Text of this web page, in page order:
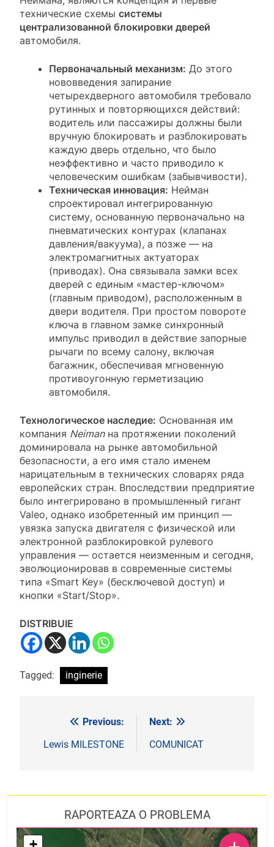
технические схемы системы
централизованной блокировки дверей
автомобиля.
Первоначальный механизм: До этого
нововведения запирание
четырехдверного автомобиля требовало
рутинных и повторяющихся действий:
водитель или пассажиры должны были
вручную блокировать и разблокировать
каждую дверь отдельно, что было
неэффективно и часто приводило к
человеческим ошибкам (забывчивости).
Техническая инновация: Нейман
спроектировал интегрированную
систему, основанную первоначально на
пневматических контурах (клапанах
давления/вакуума), а позже — на
электромагнитных актуаторах
(приводах). Она связывала замки всех
дверей с единым «мастер-ключом»
(главным приводом), расположенным в
двери водителя. При простом повороте
ключа в главном замке синхронный
импульс приводил в действие запорные
рычаги по всему салону, включая
багажник, обеспечивая мгновенную
противоугонную герметизацию
автомобиля.
Технологическое наследие: Основанная им
компания Neimanна протяжении поколений
доминировала на рынке автомобильной
безопасности, а его имя стало именем
нарицательным в технических словарях ряда
европейских стран. Впоследствии предприятие
было интегрировано в промышленный гигант
Valeo, однако изобретенный им принцип —
увязка запуска двигателя с физической или
электронной разблокировкой рулевого
управления — остается неизменным и сегодня,
эволюционировав в современные системы
типа «Smart Key» (бесключевой доступ) и
кнопки «Start/Stop».
DISTRIBUIE
Tagged: inginerie
NavigarePrevious:
Lewis MILESTONE
Next:
COMUNICAT
RAPORTEAZA O PROBLEMA